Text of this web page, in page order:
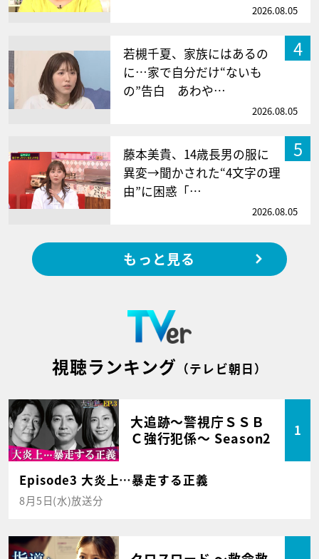
2026.08.05
4
若槻千夏、家族にはあるの
に…家で自分だけ“ないも
の”告白 あわや…
2026.08.05
5
藤本美貴、14歳長男の服に
異変→聞かされた“4文字の理
由”に困惑「…
2026.08.05
もっと見る
視聴ランキング （テレビ朝日）
大追跡～警視庁ＳＳＢ
Ｃ強行犯係～ Season2
1
Episode3 大炎上…暴走する正義
8月5日(水)放送分